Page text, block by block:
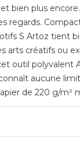
bien plus
regards.
S Artoz tient
arts créatifs ou
outil polyvalent
aucune
de 220 g/m²